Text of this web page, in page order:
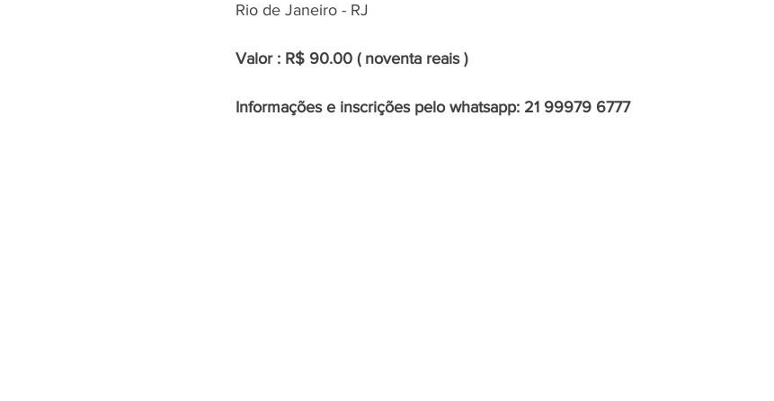
Rio de Janeiro - RJ
Valor : R$ 90.00 ( noventa reais )
Informações e inscrições pelo whatsapp: 21 99979 6777